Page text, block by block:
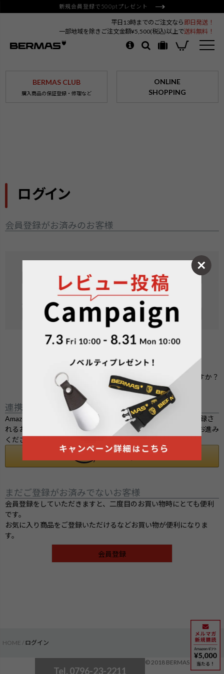
新規会員登録で500ptプレゼント
平日13時までのご注文なら 即日発送！
一部地域を除きご注文金額¥5,500(税込)以上で送料無料！
BERMAS CLUB
購入商品の保証登録・修理など
ONLINE
SHOPPING
ログイン
会員登録がお済みのお客様
必
)
パスワード
須
)
パスワードをお忘れですか？
連携サービスでログイン・会員登録
Amazon.co.jpにご登録の情報を利用してログインまたは会員登録さ
れるお客様は、「Amazonアカウントでログイン」ボタンよりお進み
ください。
まだご登録がお済みでないお客様
会員登録をしていただきますと、二度目のお買い物時にとても便利
です。
お気に入り商品をご登録いただけるなどお買い物が便利になりま
す。
会員登録
HOME ログイン
Tel. 0796-23-2211
© 2018 BERMAS